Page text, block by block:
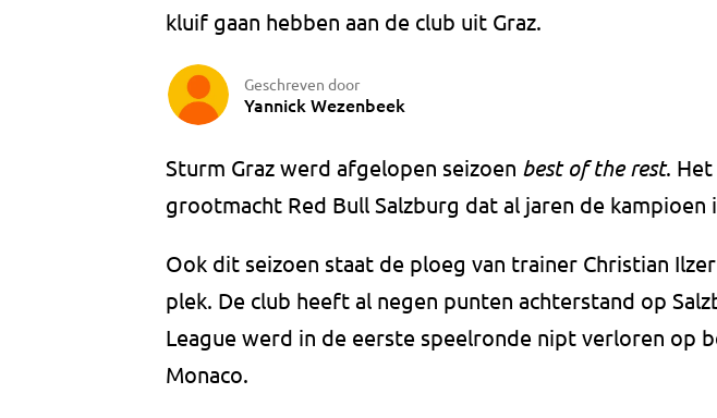
kluif gaan hebben aan de club uit Graz.
Geschreven door
Yannick Wezenbeek
Sturm Graz werd afgelopen seizoen best of the rest.
grootmacht Red Bull Salzburg dat al jaren de kampioen
Ook dit seizoen staat de ploeg van trainer Christian
plek. De club heeft al negen punten achterstand op
League werd in de eerste speelronde nipt verloren op
Monaco.